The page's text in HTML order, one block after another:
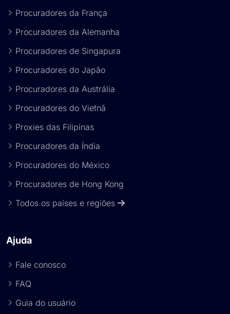
Procuradores da França
Procuradores da Alemanha
Procuradores de Singapura
Procuradores do Japão
Procuradores da Austrália
Procuradores do Vietnã
Proxies das Filipinas
Procuradores da Índia
Procuradores do México
Procuradores de Hong Kong
Todos os países e regiões
Ajuda
Fale conosco
FAQ
Guia do usuário